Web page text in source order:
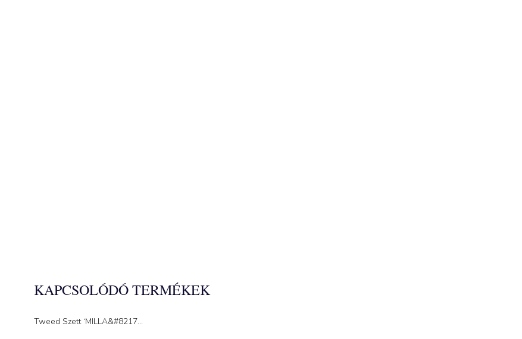
KAPCSOLÓDÓ TERMÉKEK
Tweed Szett ‘MILLA&#8217...